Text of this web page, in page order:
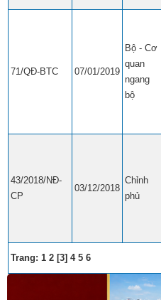
71/QĐ-BTC 07/01/2019
Bộ - Cơ
quan
ngang
bộ
43/2018/NĐ-
CP
03/12/2018
Chỉnh
phủ
Trang: 1 2 ​​ [3]​​ 4​​ 5 6